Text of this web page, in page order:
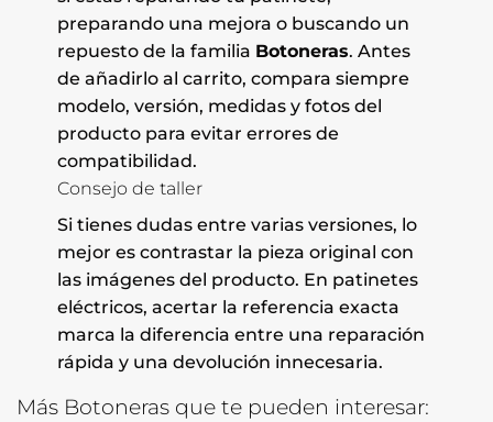
preparando una mejora o buscando un
repuesto de la familia Botoneras. Antes
de añadirlo al carrito, compara siempre
modelo, versión, medidas y fotos del
producto para evitar errores de
compatibilidad.
Consejo de taller
Si tienes dudas entre varias versiones, lo
mejor es contrastar la pieza original con
las imágenes del producto. En patinetes
eléctricos, acertar la referencia exacta
marca la diferencia entre una reparación
rápida y una devolución innecesaria.
Más Botoneras que te pueden interesar: